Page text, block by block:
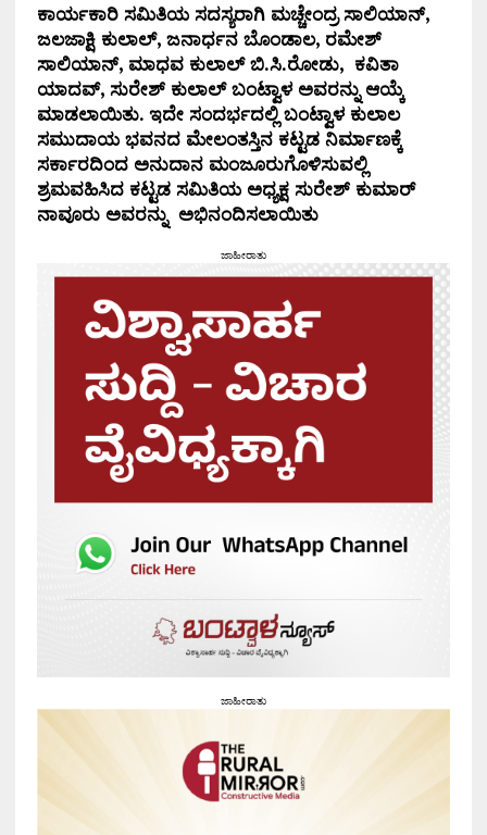
ಕಾರ್ಯಕಾರಿ ಸಮಿತಿಯ ಸದಸ್ಯರಾಗಿ ಮಚ್ಚೇಂದ್ರ ಸಾಲಿಯಾನ್,
ಜಲಜಾಕ್ಷಿ ಕುಲಾಲ್, ಜನಾರ್ಧನ ಬೊಂಡಾಲ, ರಮೇಶ್
ಸಾಲಿಯಾನ್, ಮಾಧವ ಕುಲಾಲ್ ಬಿ.ಸಿ.ರೋಡು, ಕವಿತಾ
ಯಾದವ್, ಸುರೇಶ್ ಕುಲಾಲ್ ಬಂಟ್ವಾಳ ಅವರನ್ನು ಆಯ್ಕೆ
ಮಾಡಲಾಯಿತು. ಇದೇ ಸಂದರ್ಭದಲ್ಲಿ ಬಂಟ್ವಾಳ ಕುಲಾಲ
ಸಮುದಾಯ ಭವನದ ಮೇಲಂತಸ್ತಿನ ಕಟ್ಟಡ ನಿರ್ಮಾಣಕ್ಕೆ
ಸರ್ಕಾರದಿಂದ ಅನುದಾನ ಮಂಜೂರುಗೊಳಿಸುವಲ್ಲಿ
ಶ್ರಮವಹಿಸಿದ ಕಟ್ಟಡ ಸಮಿತಿಯ ಅಧ್ಯಕ್ಷ ಸುರೇಶ್ ಕುಮಾರ್
ನಾವೂರು ಅವರನ್ನು ಅಭಿನಂದಿಸಲಾಯಿತು
ಜಾಹೀರಾತು
ಜಾಹೀರಾತು